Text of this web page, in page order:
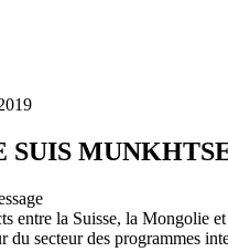
SUIS
entre la Suisse, la Mongolie
du secteur des programmes